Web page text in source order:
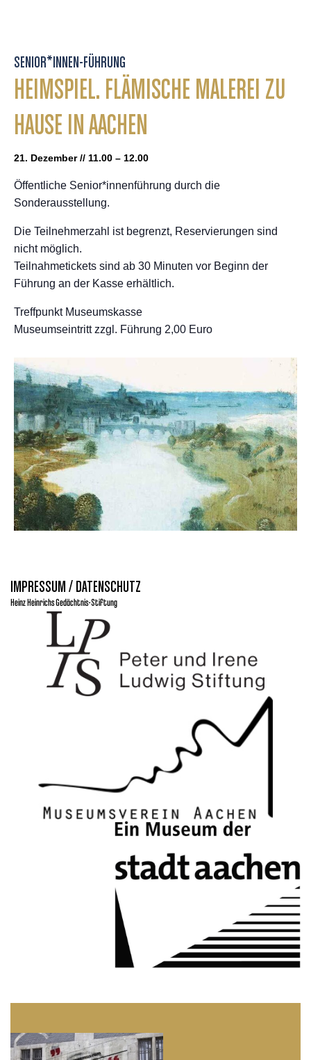
SENIOR*INNEN-FÜHRUNG
HEIMSPIEL. FLÄMISCHE MALEREI ZU
HAUSE IN AACHEN
21. Dezember // 11.00 – 12.00
Öffentliche Senior*innenführung durch die
Sonderausstellung.
Die Teilnehmerzahl ist begrenzt, Reservierungen sind
nicht möglich.
Teilnahmetickets sind ab 30 Minuten vor Beginn der
Führung an der Kasse erhältlich.
Treffpunkt Museumskasse
Museumseintritt zzgl. Führung 2,00 Euro
IMPRESSUM / DATENSCHUTZ
Heinz Heinrichs Gedächtnis-Stiftung